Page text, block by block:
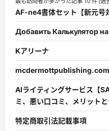
AF-ne4書体セット【新元号
Добавить Калькулятор
Kアリーナ
mcdermottpublishing.com
AIライティングサービス【
ミ、悪い口コミ、メリット
特定商取引法記載事項